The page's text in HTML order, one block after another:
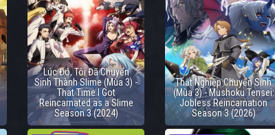
Lúc Đó, Tôi Đã Chuyển
Sinh Thành Slime (Mùa 3) -
That Time I Got
Reincarnated as a Slime
Season 3 (2024)
Thất Nghiệp Chuyển Sinh
(Mùa 3) - Mushoku Tensei:
Jobless Reincarnation
Season 3 (2026)